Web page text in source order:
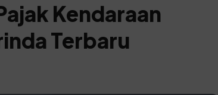
Kendaraan
Terbaru